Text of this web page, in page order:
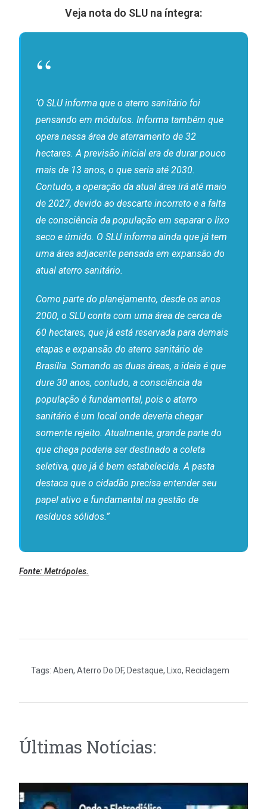
Veja nota do SLU na íntegra:
‘O SLU informa que o aterro sanitário foi
pensando em módulos. Informa também que
opera nessa área de aterramento de 32
hectares. A previsão inicial era de durar pouco
mais de 13 anos, o que seria até 2030.
Contudo, a operação da atual área irá até maio
de 2027, devido ao descarte incorreto e a falta
de consciência da população em separar o lixo
seco e úmido. O SLU informa ainda que já tem
uma área adjacente pensada em expansão do
atual aterro sanitário.
Como parte do planejamento, desde os anos
2000, o SLU conta com uma área de cerca de
60 hectares, que já está reservada para demais
etapas e expansão do aterro sanitário de
Brasília. Somando as duas áreas, a ideia é que
dure 30 anos, contudo, a consciência da
população é fundamental, pois o aterro
sanitário é um local onde deveria chegar
somente rejeito. Atualmente, grande parte do
que chega poderia ser destinado a coleta
seletiva, que já é bem estabelecida. A pasta
destaca que o cidadão precisa entender seu
papel ativo e fundamental na gestão de
resíduos sólidos.”
Fonte:Metrópoles.
Tags:Aben,Aterro Do DF, Destaque, Lixo, Reciclagem
Últimas Notícias: